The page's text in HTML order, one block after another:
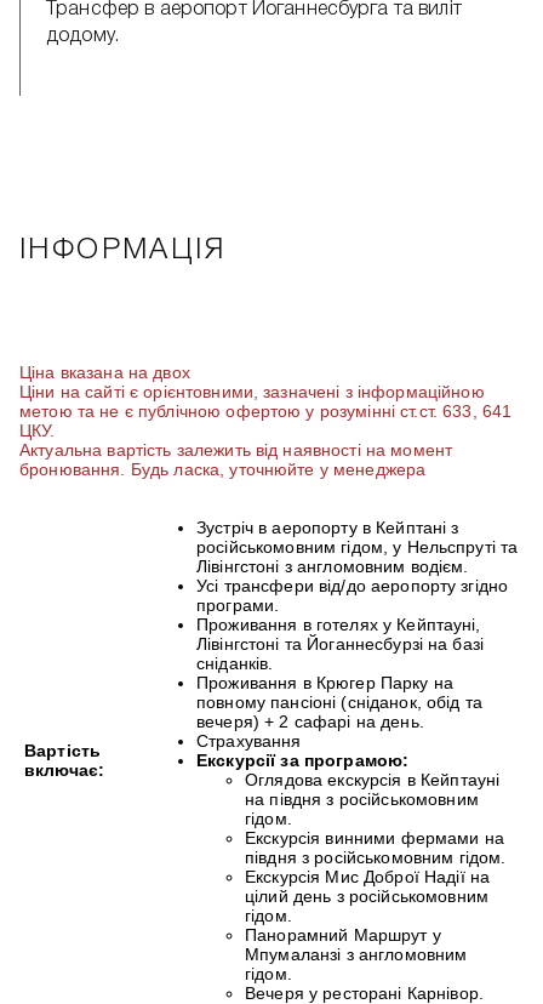
Трансфер в аеропорт Йоганнесбурга та виліт
додому.
ІНФОРМАЦІЯ
Ціна вказана на двох
Ціни на сайті є орієнтовними, зазначені з інформаційною
метою та не є публічною офертою у розумінні ст.ст. 633, 641
ЦКУ.
Актуальна вартість залежить від наявності на момент
бронювання. Будь ласка, уточнюйте у менеджера
Вартість
включає:
Зустріч в аеропорту в Кейптані з
російськомовним гідом, у Нельспруті та
Лівінгстоні з англомовним водієм.
Усі трансфери від/до аеропорту згідно
програми.
Проживання в готелях у Кейптауні,
Лівінгстоні та Йоганнесбурзі на базі
сніданків.
Проживання в Крюгер Парку на
повному пансіоні (сніданок, обід та
вечеря) + 2 сафарі на день.
Страхування
Екскурсії за програмою:​
Оглядова екскурсія в Кейптауні
на півдня з російськомовним
гідом.
Екскурсія винними фермами на
півдня з російськомовним гідом.
Екскурсія Мис Доброї Надії на
цілий день з російськомовним
гідом.
Панорамний Маршрут у
Мпумаланзі з англомовним
гідом.
Вечеря у ресторані Карнівор.